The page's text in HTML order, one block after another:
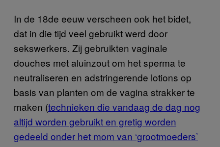
In de 18de eeuw verscheen ook het bidet,
dat in die tijd veel gebruikt werd door
sekswerkers. Zij gebruikten vaginale
douches met aluinzout om het sperma te
neutraliseren en adstringerende lotions op
basis van planten om de vagina strakker te
maken (technieken die vandaag de dag nog
altijd worden gebruikt en gretig worden
gedeeld onder het mom van ‘grootmoeders’